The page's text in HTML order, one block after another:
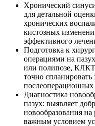
Хронический
для детальной
хронических
кистозных
эффективного
Подготовка к
операциями на
или полипозе, КЛКТ
точно спланировать
Диагностика
пазух: выявляет
новообразования на
важным условием